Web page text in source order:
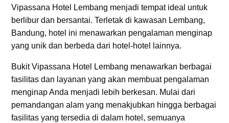
Vipassana Hotel Lembang menjadi tempat ideal untuk
berlibur dan bersantai. Terletak di kawasan Lembang,
Bandung, hotel ini menawarkan pengalaman menginap
yang unik dan berbeda dari hotel-hotel lainnya.
Bukit Vipassana Hotel Lembang menawarkan berbagai
fasilitas dan layanan yang akan membuat pengalaman
menginap Anda menjadi lebih berkesan. Mulai dari
pemandangan alam yang menakjubkan hingga berbagai
fasilitas yang tersedia di dalam hotel, semuanya